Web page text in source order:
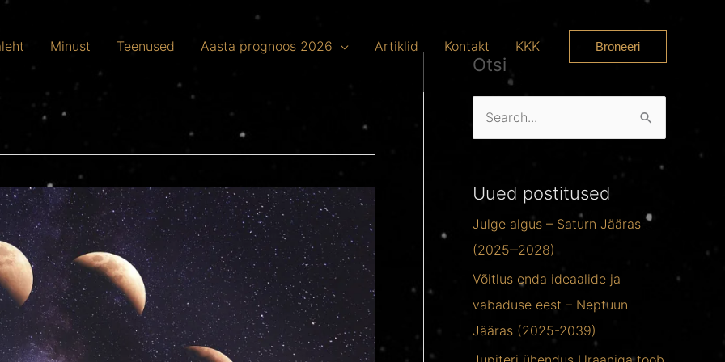
Minust Teenused Aasta prognoos 2026 Artiklid Kontakt KKK Broneeri
Otsi
i
:
Uued postitused
Julge algus – Saturn Jääras
(2025‒2028)
Võitlus enda ideaalide ja
vabaduse eest – Neptuun
Jääras (2025-2039)